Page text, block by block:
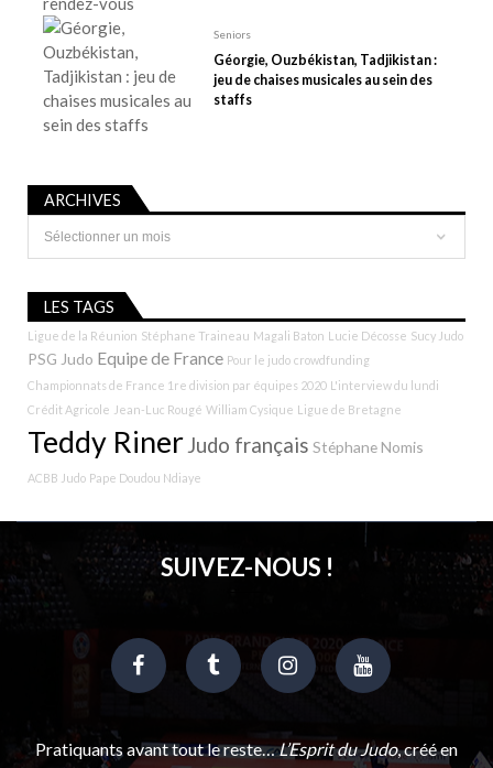
Seniors
Géorgie, Ouzbékistan, Tadjikistan :
jeu de chaises musicales au sein des
staffs
ARCHIVES
Archives
LES TAGS
Ligue de la Réunion Stéphane Traineau Magali Baton Lucie Décosse Sucy Judo
PSG Judo Equipe de France Pour le judo crowdfunding
Championnats de France 1re division par équipes 2020 L'interview du lundi
Crédit Agricole Jean-Luc Rougé William Cysique Ligue de Bretagne
Teddy RinerJudo français Stéphane Nomis
ACBB Judo Pape Doudou Ndiaye
SUIVEZ-NOUS !
Pratiquants avant tout le reste…L’Esprit du Judo, créé en